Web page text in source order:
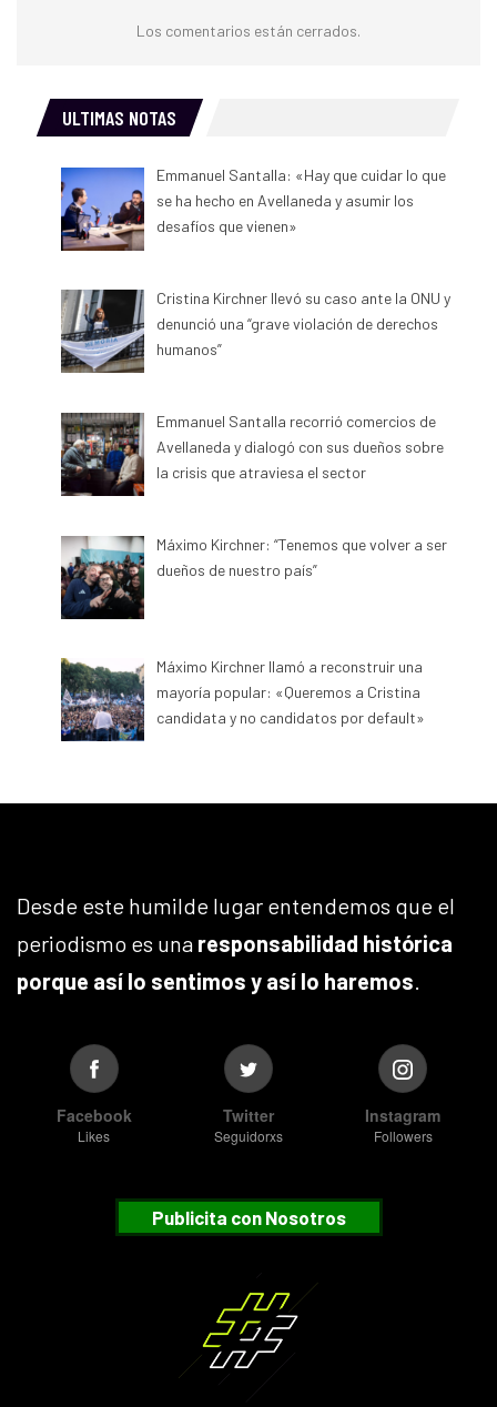
Los comentarios están cerrados.
ULTIMAS NOTAS
Emmanuel Santalla: «Hay que cuidar lo que
se ha hecho en Avellaneda y asumir los
desafíos que vienen»
Cristina Kirchner llevó su caso ante la ONU y
denunció una “grave violación de derechos
humanos”
Emmanuel Santalla recorrió comercios de
Avellaneda y dialogó con sus dueños sobre
la crisis que atraviesa el sector
Máximo Kirchner: “Tenemos que volver a ser
dueños de nuestro país”
Máximo Kirchner llamó a reconstruir una
mayoría popular: «Queremos a Cristina
candidata y no candidatos por default»
Desde este humilde lugar entendemos que el
periodismo es una responsabilidad histórica
porque así lo sentimos y así lo haremos.
Facebook
Likes
Twitter
Seguidorxs
Instagram
Followers
Publicita con Nosotros